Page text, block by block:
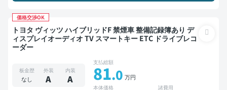
価格交渉OK
トヨタ ヴィッツ ハイブリッドF 禁煙車 整備記録簿あり デ
ィスプレイオーディオ TV スマートキー ETC ドライブレコ
ーダー
板金歴
なし
外装
A
内装
A
支払総額
81.0 万円
本体価格 諸費用